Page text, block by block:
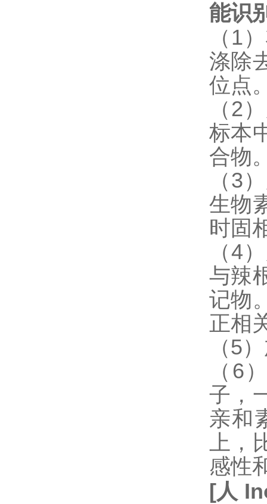
能识
（1
涤除
位点
（2
标本
合物
（3
生物
时固
（4
与辣
记物
正相
（5
（6
子，
亲和
上
感性
[人